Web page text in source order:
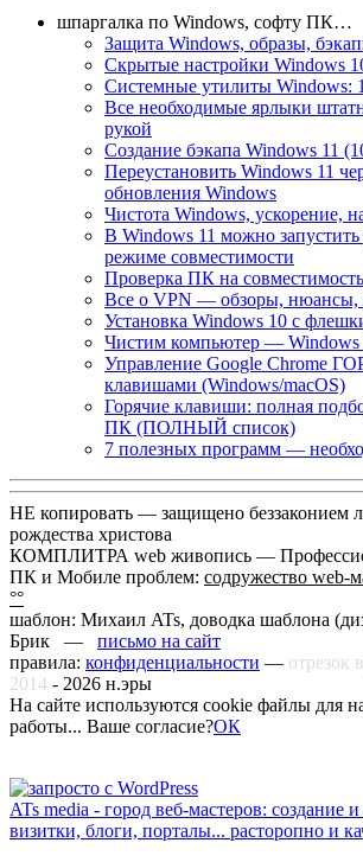
шпаргалка по Windows, софту ПК…
Защита Windows, образы,
Скрытые настройки Windows
Системные утилиты Windows:
Все необходимые ярлыки
рукой
Создание бэкапа Windows 11
Переустановить Windows 11
обновления Windows
Чистота Windows, ускорение,
В Windows 11 можно
режиме совместимости
Проверка ПК на
Все о VPN — обзоры, нюансы,
Установка Windows 10 с
Чистим компьютер — Windows
Управление Google Chrome
клавишами (Windows/macOS)
Горячие клавиши: полная
ПК (ПОЛНЫЙ список)
7 полезных программ —
НЕ копировать — защищено беззаконием
рождества христова
КОМПЛИТРА web живопись —
ПК и Мобиле проблем: содружество web-
°°
шаблон: Михаил ATs, доводка шаблона
Брик — письмо на сайт
правила: конфиденциальности — отрезок
2014 - 2026 н.эры
На сайте используются cookie файлы для
работы... Ваше согласие?ОК
ATs media - город веб-мастеров: создание
визитки, блоги, порталы... расторопно и